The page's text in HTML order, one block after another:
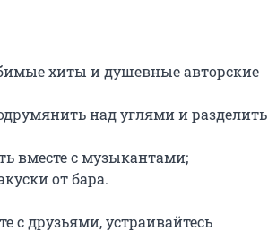
хиты и душевные авторские
над углями и разделить
вместе с музыкантами;
от бара.
с друзьями, устраивайтесь